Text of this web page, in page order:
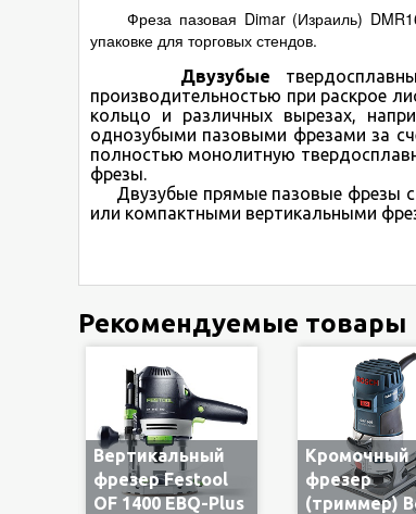
Фреза пазовая Dimar (Израиль)
упаковке для торговых стендов.
Двузубые
производительностью при раскрое
кольцо и различных вырезах,
однозубыми пазовыми фрезами за
полностью монолитную
фрезы.
Двузубые прямые пазовые фрезы
или компактными вертикальными
Рекомендуемые товары
Вертикальный
фрезер Festool
OF 1400 EBQ-Plus
Кромочный
фрезер
(триммер)